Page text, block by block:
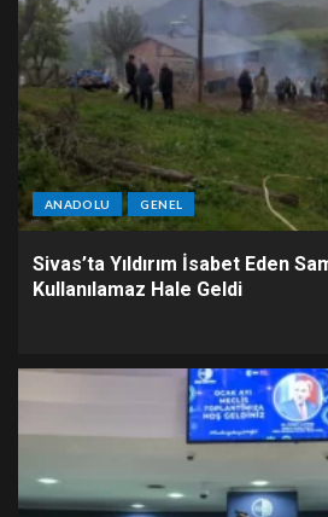
ANADOLU GENEL
Sivas’ta Yıldırım İsabet Eden
Kullanılamaz Hale Geldi